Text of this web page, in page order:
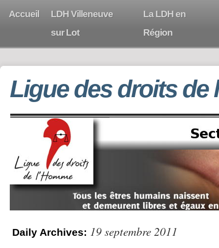
Accueil
LDH Villeneuve
sur Lot
La LDH en
Région
Ligue des droits de
Daily Archives: 19 septembre 2011